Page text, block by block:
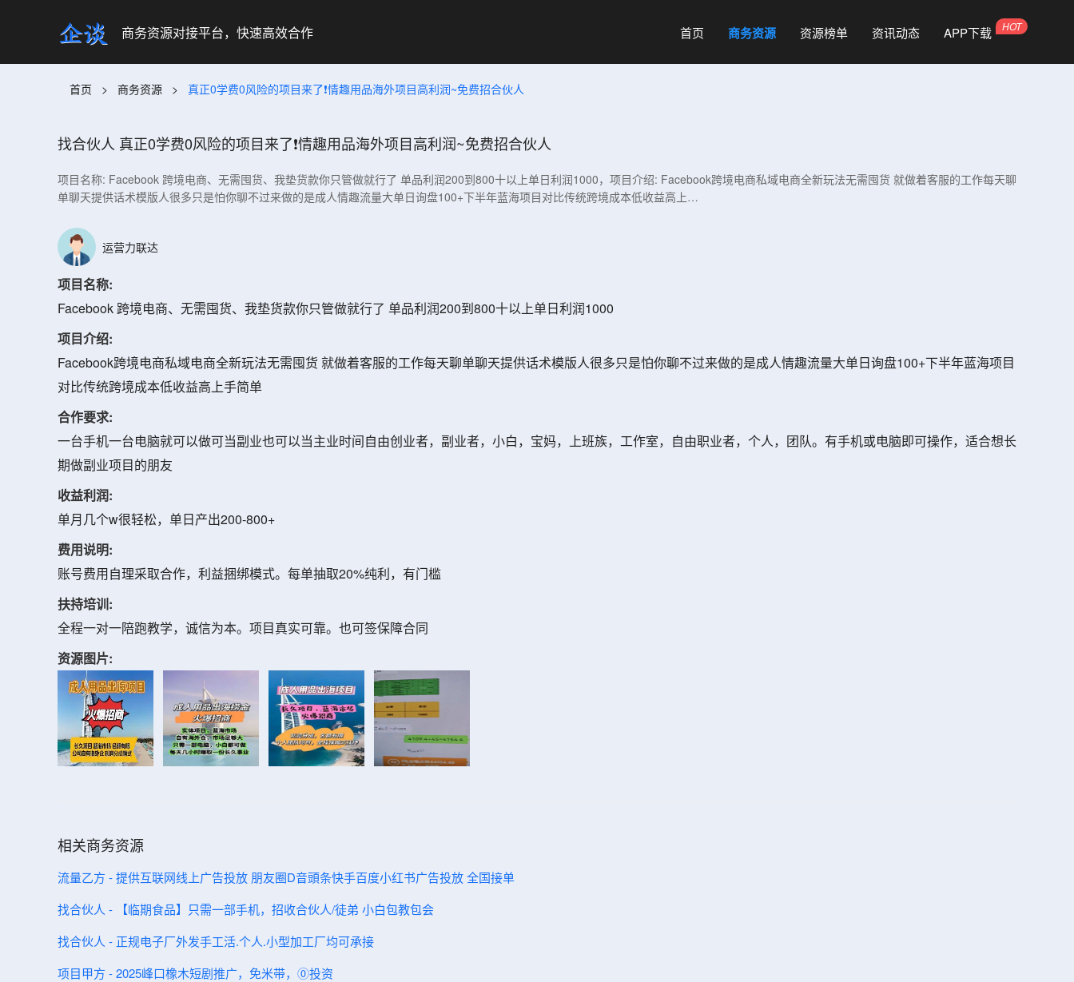
商务资源对接平台，快速高效合作 首页 商务资源 资源榜单 资讯动态 APP下载
首页 > 商务资源 > 真正0学费0风险的项目来了❗情趣用品海外项目高利润~免费招合伙人
找合伙人 真正0学费0风险的项目来了❗情趣用品海外项目高利润~免费招合伙人
项目名称: Facebook 跨境电商、无需囤货、我垫货款你只管做就行了 单品利润200到800十以上单日利润1000，项目介绍: Facebook跨境电商私域电商全新玩法无需囤货 就做着客服的工作每天聊
单聊天提供话术模版人很多只是怕你聊不过来做的是成人情趣流量大单日询盘100+下半年蓝海项目对比传统跨境成本低收益高上…
运营力联达
项目名称:
Facebook 跨境电商、无需囤货、我垫货款你只管做就行了 单品利润200到800十以上单日利润1000
项目介绍:
Facebook跨境电商私域电商全新玩法无需囤货 就做着客服的工作每天聊单聊天提供话术模版人很多只是怕你聊不过来做的是成人情趣流量大单日询盘100+下半年蓝海项目
对比传统跨境成本低收益高上手简单
合作要求:
一台手机一台电脑就可以做可当副业也可以当主业时间自由创业者，副业者，小白，宝妈，上班族，工作室，自由职业者，个人，团队。有手机或电脑即可操作，适合想长
期做副业项目的朋友
收益利润:
单月几个w很轻松，单日产出200-800+
费用说明:
账号费用自理采取合作，利益捆绑模式。每单抽取20%纯利，有门槛
扶持培训:
全程一对一陪跑教学，诚信为本。项目真实可靠。也可签保障合同
资源图片:
相关商务资源
流量乙方 - 提供互联网线上广告投放 朋友圈D音頭条快手百度小红书广告投放 全国接单
找合伙人 - 【临期食品】只需一部手机，招收合伙人/徒弟 小白包教包会
找合伙人 - 正规电子厂外发手工活.个人.小型加工厂均可承接
项目甲方 - 2025峰口橡木短剧推广，免米带，⓪投资